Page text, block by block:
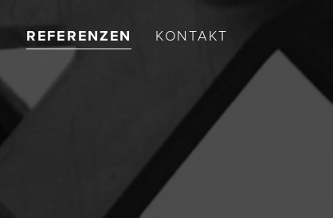
REFERENZEN KONTAKT